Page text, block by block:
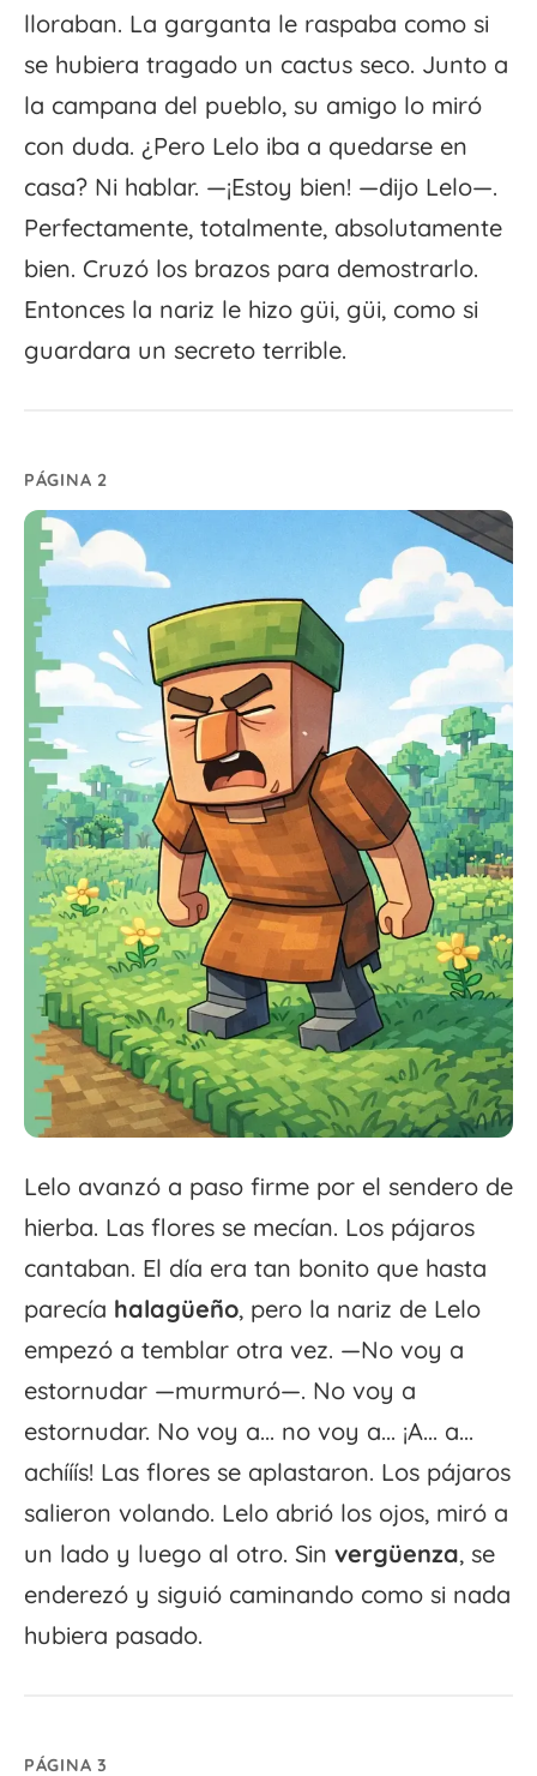
lloraban. La garganta le raspaba como si
se hubiera tragado un cactus seco. Junto a
la campana del pueblo, su amigo lo miró
con duda. ¿Pero Lelo iba a quedarse en
casa? Ni hablar. —¡Estoy bien! —dijo Lelo—.
Perfectamente, totalmente, absolutamente
bien. Cruzó los brazos para demostrarlo.
Entonces la nariz le hizo güi, güi, como si
guardara un secreto terrible.
PÁGINA 2
Lelo avanzó a paso firme por el sendero de
hierba. Las flores se mecían. Los pájaros
cantaban. El día era tan bonito que hasta
parecía halagüeño, pero la nariz de Lelo
empezó a temblar otra vez. —No voy a
estornudar —murmuró—. No voy a
estornudar. No voy a... no voy a... ¡A... a...
achííís! Las flores se aplastaron. Los pájaros
salieron volando. Lelo abrió los ojos, miró a
un lado y luego al otro. Sin vergüenza, se
enderezó y siguió caminando como si nada
hubiera pasado.
PÁGINA 3